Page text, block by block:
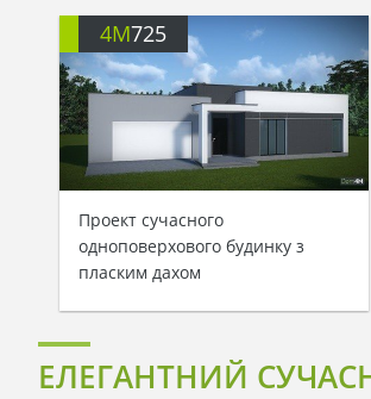
4M725
Проект сучасного
одноповерхового будинку з
пласким дахом
ЕЛЕГАНТНИЙ